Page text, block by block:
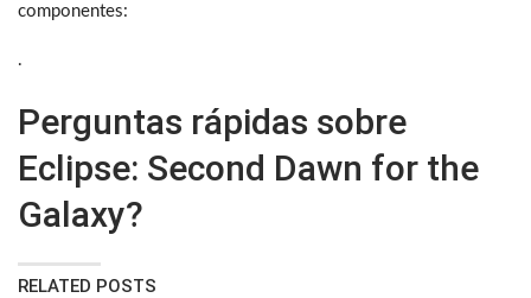
componentes:
.
Perguntas rápidas sobre
Eclipse: Second Dawn for the
Galaxy?
RELATED POSTS